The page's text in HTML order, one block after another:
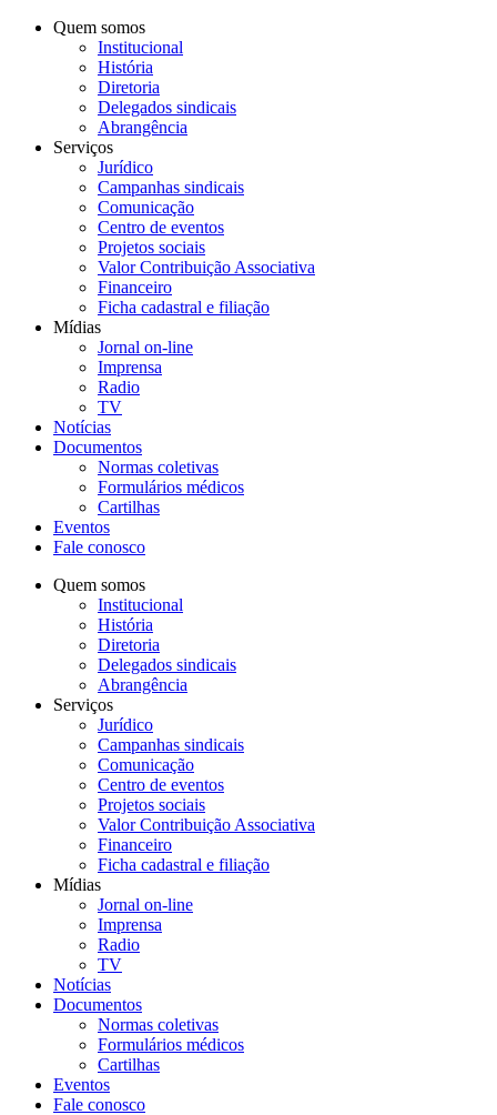
Quem somos
Institucional
História
Diretoria
Delegados sindicais
Abrangência
Serviços
Jurídico
Campanhas sindicais
Comunicação
Centro de eventos
Projetos sociais
Valor Contribuição Associativa
Financeiro
Ficha cadastral e filiação
Mídias
Jornal on-line
Imprensa
Radio
TV
Notícias
Documentos
Normas coletivas
Formulários médicos
Cartilhas
Eventos
Fale conosco
Quem somos
Institucional
História
Diretoria
Delegados sindicais
Abrangência
Serviços
Jurídico
Campanhas sindicais
Comunicação
Centro de eventos
Projetos sociais
Valor Contribuição Associativa
Financeiro
Ficha cadastral e filiação
Mídias
Jornal on-line
Imprensa
Radio
TV
Notícias
Documentos
Normas coletivas
Formulários médicos
Cartilhas
Eventos
Fale conosco